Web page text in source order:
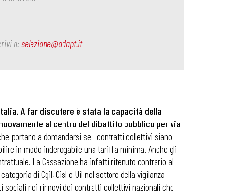
a:selezione@adapt.it
A far discutere è stata la capacità della
al centro del dibattito pubblico per via
portano a domandarsi se i contratti collettivi siano
in modo inderogabile una tariffa minima. Anche gli
La Cassazione ha infatti ritenuto contrario al
di Cgil, Cisl e Uil nel settore della vigilanza
nei rinnovi dei contratti collettivi nazionali che